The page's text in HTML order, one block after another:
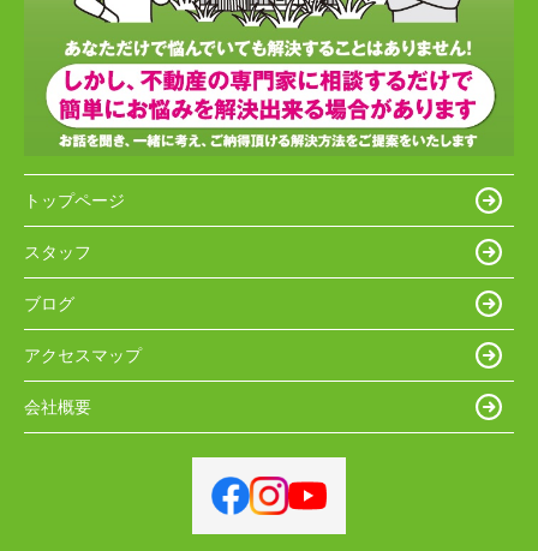
トップページ
スタッフ
ブログ
アクセスマップ
会社概要